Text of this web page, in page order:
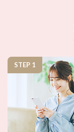
STEP 1